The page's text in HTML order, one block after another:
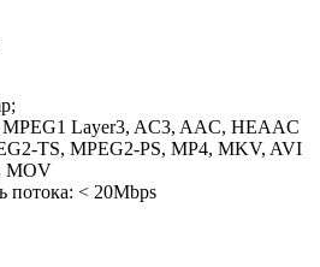
Layer3, AC3, AAC, HEAAC
TS, MPEG2-PS, MP4, MKV, AVI
MOV
потока: < 20Mbps